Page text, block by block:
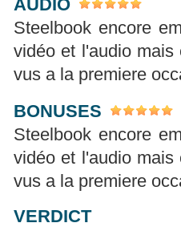
AUDIO
Steelbook encore
vidéo et l'audio
vus a la premiere
BONUSES
Steelbook encore
vidéo et l'audio
vus a la premiere
VERDICT